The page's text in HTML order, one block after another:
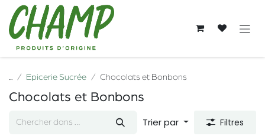
Se rendre au contenu
... Epicerie Sucrée Chocolats et Bonbons
Chocolats et Bonbons
Trier par Filtres